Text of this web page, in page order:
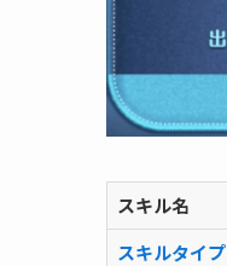
スキル名
スキルタイプ